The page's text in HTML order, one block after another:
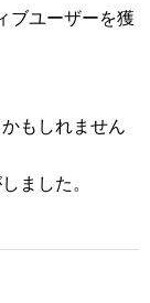
ブユーザーを獲
もしれません
ました。